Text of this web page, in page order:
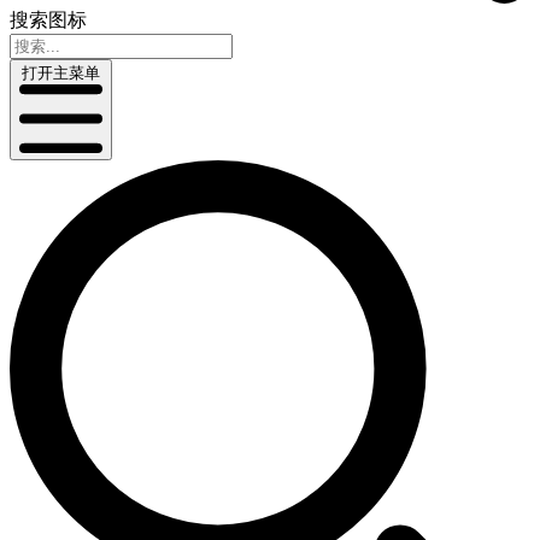
搜索图标
打开主菜单